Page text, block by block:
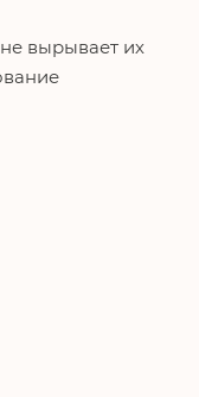
вырывает их